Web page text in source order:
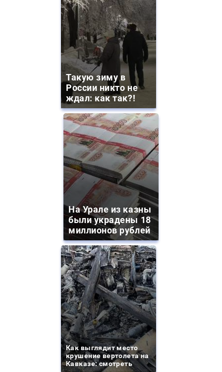
Такую зиму в
России никто не
ждал: как так?!
На Урале из казны
были украдены 18
миллионов рублей
Как выглядит место
крушение вертолета на
Кавказе: смотреть